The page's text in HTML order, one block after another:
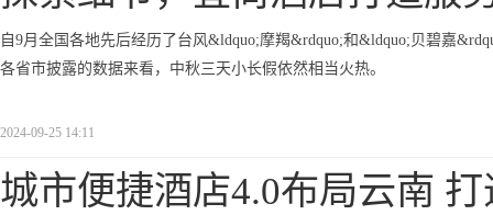
自9月全国各地先后经历了台风&ldquo;摩羯&rdquo;和&ldquo;贝碧嘉
各省市披露的数据来看，中秋三天小长假依然相当火热。
2024-09-25 14:11
城市便捷酒店4.0布局云南